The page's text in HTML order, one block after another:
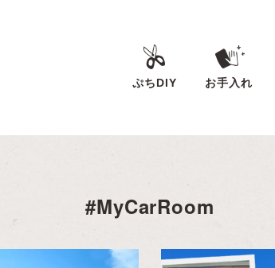
ぷちDIY お手入れ
#MyCarRoom